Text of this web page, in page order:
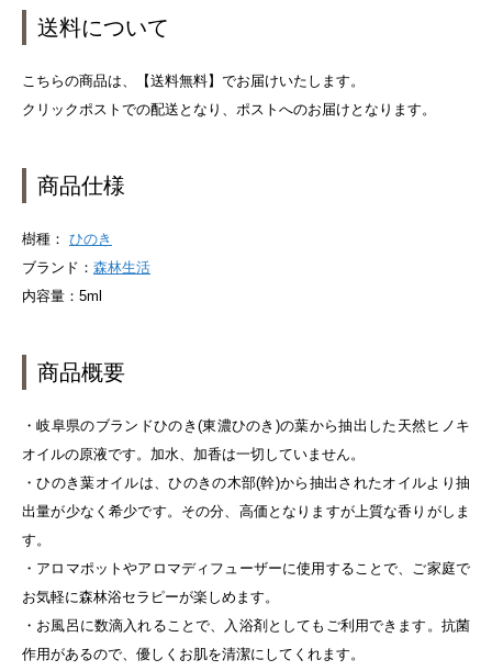
送料について
こちらの商品は、【送料無料】でお届けいたします。
クリックポストでの配送となり、ポストへのお届けとなります。
商品仕様
樹種： ひのき
ブランド： 森林生活
内容量：5ml
商品概要
・岐阜県のブランドひのき(東濃ひのき)の葉から抽出した天然ヒノキ
オイルの原液です。加水、加香は一切していません。
・ひのき葉オイルは、ひのきの木部(幹)から抽出されたオイルより抽
出量が少なく希少です。その分、高価となりますが上質な香りがしま
す。
・アロマポットやアロマディフューザーに使用することで、ご家庭で
お気軽に森林浴セラピーが楽しめます。
・お風呂に数滴入れることで、入浴剤としてもご利用できます。抗菌
作用があるので、優しくお肌を清潔にしてくれます。